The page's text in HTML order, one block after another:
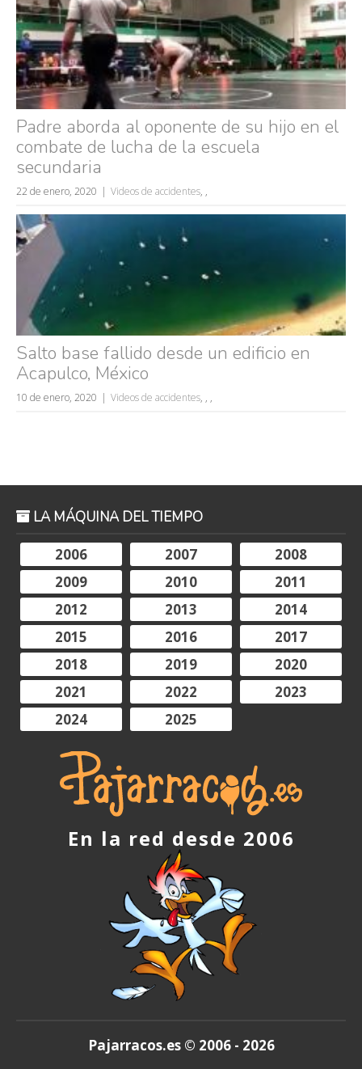
fails
Padre aborda al oponente de su hijo en el
combate de lucha de la escuela
secundaria
22 de enero, 2020 Videos de accidentes, ,
Salto base fallido desde un edificio en
Acapulco, México
10 de enero, 2020 Videos de accidentes, , ,
LA MÁQUINA DEL TIEMPO
2006
2007
2008
2009
2010
2011
2012
2013
2014
2015
2016
2017
2018
2019
2020
2021
2022
2023
2024
2025
En la red desde 2006
Pajarracos.es © 2006 - 2026